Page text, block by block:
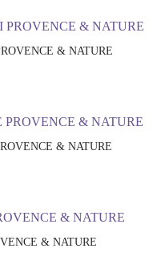
& NATURE
& NATURE
& NATURE